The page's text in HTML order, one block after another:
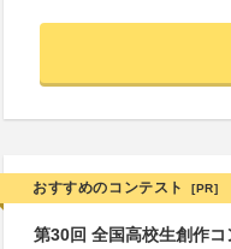
おすすめのコンテスト [PR]
第30回 全国高校生創作コ